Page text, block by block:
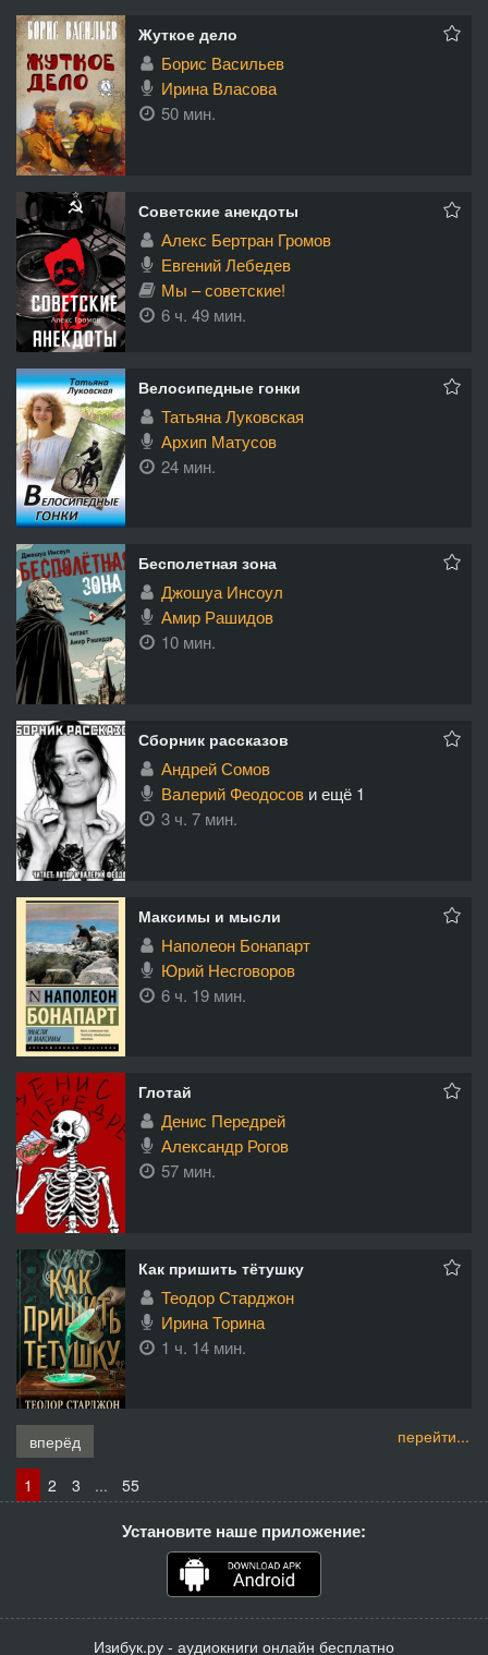
Жуткое дело
Борис Васильев
Ирина Власова
50 мин.
Советские анекдоты
Алекс Бертран Громов
Евгений Лебедев
Мы – советские!
6 ч. 49 мин.
Велосипедные гонки
Татьяна Луковская
Архип Матусов
24 мин.
Бесполетная зона
Джошуа Инсоул
Амир Рашидов
10 мин.
Сборник рассказов
Андрей Сомов
Валерий Феодосов и ещё 1
3 ч. 7 мин.
Максимы и мысли
Наполеон Бонапарт
Юрий Несговоров
6 ч. 19 мин.
Глотай
Денис Передрей
Александр Рогов
57 мин.
Как пришить тётушку
Теодор Старджон
Ирина Торина
1 ч. 14 мин.
перейти...
вперёд
1
2 3 ... 55
Установите наше приложение:
Изибук.ру - аудиокниги онлайн бесплатно